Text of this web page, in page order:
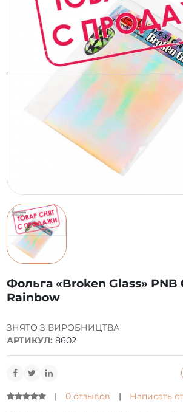
Фольга «Broken Glass» PNB
Rainbow
| 0 отзывов |
Написать
ЗНЯТО З ВИРОБНИЦТВА
АРТИКУЛ: 8602